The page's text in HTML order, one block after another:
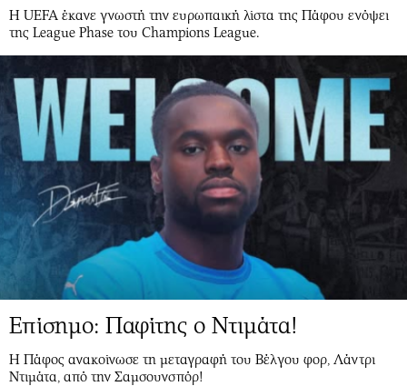
Η UEFA έκανε γνωστή την ευρωπαική λίστα της Πάφου ενόψει
της League Phase του Champions League.
Επίσημο: Παφίτης ο Ντιμάτα!
Η Πάφος ανακοίνωσε τη μεταγραφή του Βέλγου φορ, Λάντρι
Ντιμάτα, από την Σαμσουνσπόρ!